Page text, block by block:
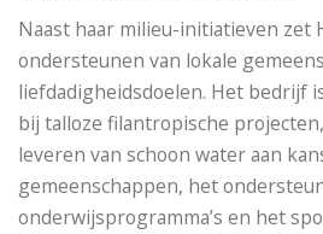
Naast haar milieu-initiatieven zet
ondersteunen van lokale
liefdadigheidsdoelen. Het bedrijf
bij talloze filantropische
leveren van schoon water aan
gemeenschappen, het
onderwijsprogramma’s en het